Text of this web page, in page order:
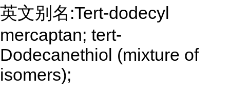
英文别名:Tert-dodecyl
mercaptan; tert-
Dodecanethiol (mixture of
isomers);